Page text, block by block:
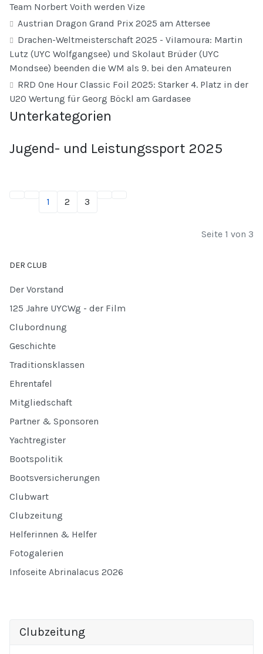
Team Norbert Voith werden Vize
Austrian Dragon Grand Prix 2025 am Attersee
Drachen-Weltmeisterschaft 2025 - ViIamoura: Martin
Lutz (UYC Wolfgangsee) und Skolaut Brüder (UYC
Mondsee) beenden die WM als 9. bei den Amateuren
RRD One Hour Classic Foil 2025: Starker 4. Platz in der
U20 Wertung für Georg Böckl am Gardasee
Unterkategorien
Jugend- und Leistungssport 2025
1 2 3
Seite 1 von 3
DER CLUB
Der Vorstand
125 Jahre UYCWg - der Film
Clubordnung
Geschichte
Traditionsklassen
Ehrentafel
Mitgliedschaft
Partner & Sponsoren
Yachtregister
Bootspolitik
Bootsversicherungen
Clubwart
Clubzeitung
Helferinnen & Helfer
Fotogalerien
Infoseite Abrinalacus 2026
Clubzeitung